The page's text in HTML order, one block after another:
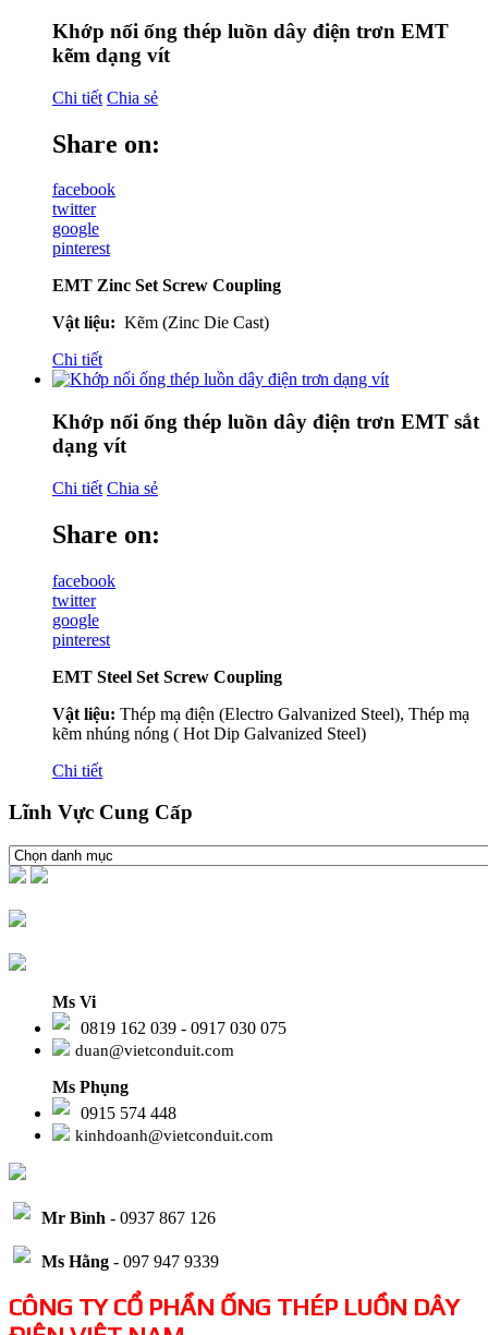
Khớp nối ống thép luồn dây điện trơn EMT
kẽm dạng vít
Chi tiết Chia sẻ
Share on:
facebook
twitter
google
pinterest
EMT Zinc Set Screw Coupling
Vật liệu: Kẽm (Zinc Die Cast)
Chi tiết
Khớp nối ống thép luồn dây điện trơn EMT sắt
dạng vít
Chi tiết Chia sẻ
Share on:
facebook
twitter
google
pinterest
EMT Steel Set Screw Coupling
Vật liệu: Thép mạ điện (Electro Galvanized Steel), Thép mạ
kẽm nhúng nóng ( Hot Dip Galvanized Steel)
Chi tiết
Lĩnh Vực Cung Cấp
Ms Vi
0819 162 039 - 0917 030 075
duan@vietconduit.com
Ms Phụng
0915 574 448
kinhdoanh@vietconduit.com
Mr Bình - 0937 867 126
Ms Hằng - 097 947 9339
CÔNG TY CỔ PHẦN ỐNG THÉP LUỒN DÂY